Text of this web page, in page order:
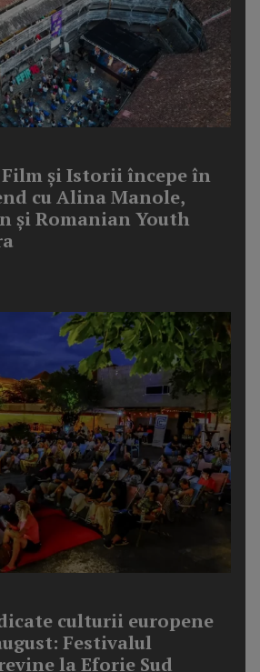
și Istorii începe în
cu Alina Manole,
și Romanian Youth
culturii europene
Festivalul
la Eforie Sud